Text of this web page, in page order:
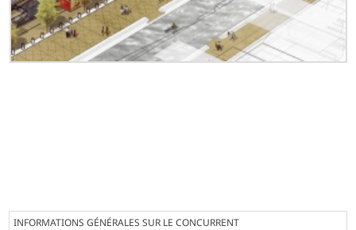
INFORMATIONS GÉNÉRALES SUR LE CONCURRENT